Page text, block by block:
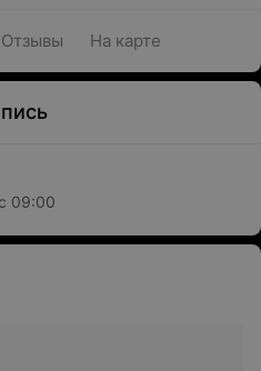
Отзывы На карте
с 09:00